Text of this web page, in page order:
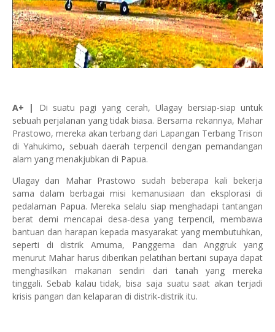
A+ |
Di suatu pagi yang cerah, Ulagay bersiap-siap untuk
sebuah perjalanan yang tidak biasa. Bersama rekannya, Mahar
Prastowo, mereka akan terbang dari Lapangan Terbang Trison
di Yahukimo, sebuah daerah terpencil dengan pemandangan
alam yang menakjubkan di Papua.
Ulagay dan Mahar Prastowo sudah beberapa kali bekerja
sama dalam berbagai misi kemanusiaan dan eksplorasi di
pedalaman Papua. Mereka selalu siap menghadapi tantangan
berat demi mencapai desa-desa yang terpencil, membawa
bantuan dan harapan kepada masyarakat yang membutuhkan,
seperti di distrik Amuma, Panggema dan Anggruk yang
menurut Mahar harus diberikan pelatihan bertani supaya dapat
menghasilkan makanan sendiri dari tanah yang mereka
tinggali. Sebab kalau tidak, bisa saja suatu saat akan terjadi
krisis pangan dan kelaparan di distrik-distrik itu.